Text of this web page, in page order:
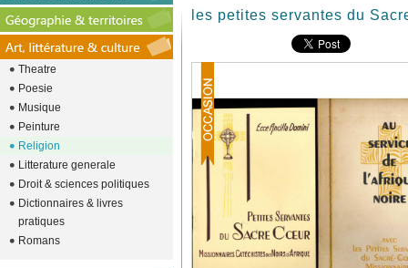
les petites servantes du
Theatre
Poesie
Musique
Peinture
Religion
Litterature generale
Droit & sciences politiques
Dictionnaires & livres
pratiques
Romans